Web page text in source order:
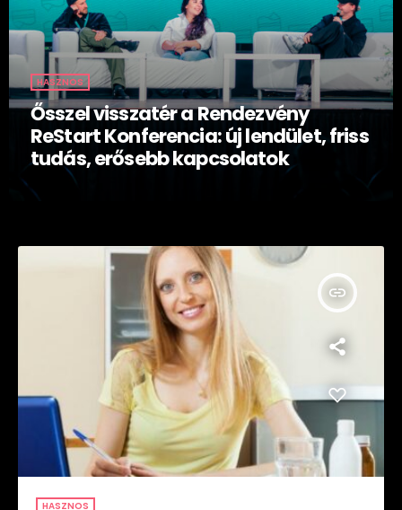
HASZNOS
Ősszel visszatér a Rendezvény
ReStart Konferencia: új lendület, friss
tudás, erősebb kapcsolatok
insert_link
HASZNOS